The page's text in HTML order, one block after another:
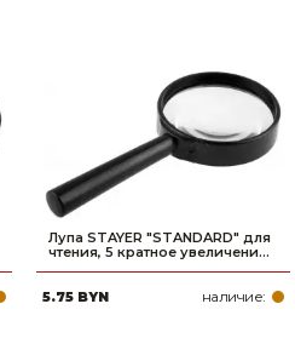
Лупа STAYER ″STANDARD″ для
чтения, 5 кратное увеличени...
5.75 BYN наличие: